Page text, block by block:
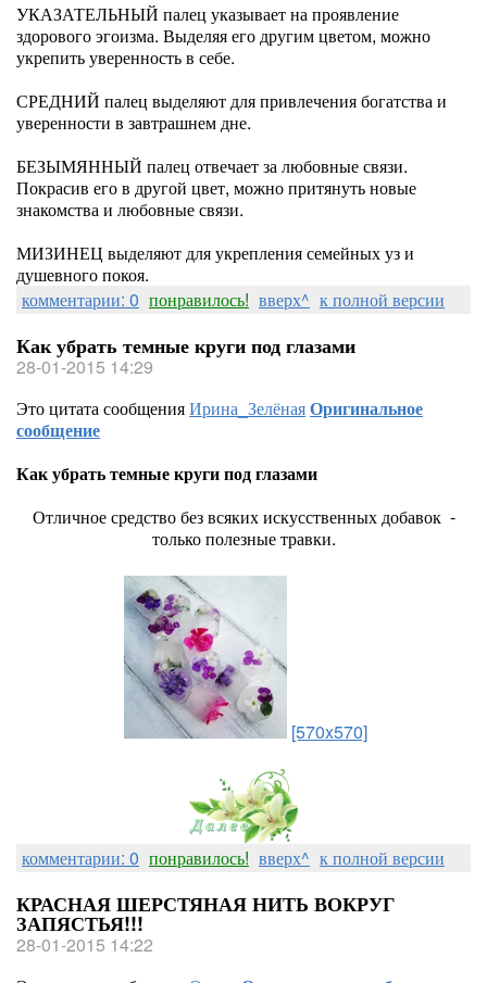
УКАЗАТЕЛЬНЫЙ палец указывает на проявление
здорового эгоизма. Выделяя его другим цветом, можно
укрепить уверенность в себе.
СРЕДНИЙ палец выделяют для привлечения богатства и
уверенности в завтрашнем дне.
БЕЗЫМЯННЫЙ палец отвечает за любовные связи.
Покрасив его в другой цвет, можно притянуть новые
знакомства и любовные связи.
МИЗИНЕЦ выделяют для укрепления семейных уз и
душевного покоя.
комментарии: 0 понравилось! вверх^ к полной версии
Как убрать темные круги под глазами
28-01-2015 14:29
Это цитата сообщенияИрина_ЗелёнаяОригинальное
сообщение
Как убрать темные круги под глазами
Отличное средство без всяких искусственных добавок -
только полезные травки.
[570x570]
комментарии: 0 понравилось! вверх^ к полной версии
КРАСНАЯ ШЕРСТЯНАЯ НИТЬ ВОКРУГ
ЗАПЯСТЬЯ!!!
28-01-2015 14:22